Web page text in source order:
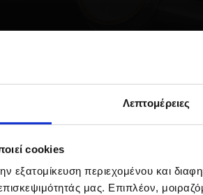
Λεπτομέρειες
cookies
εξατομίκευση περιεχομένου και
μας. Επιπλέον,